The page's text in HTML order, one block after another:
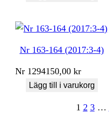
Nr 163-164 (2017:3-4)
Nr 1294150,00kr
Lägg till i varukorg
1 2 3 …